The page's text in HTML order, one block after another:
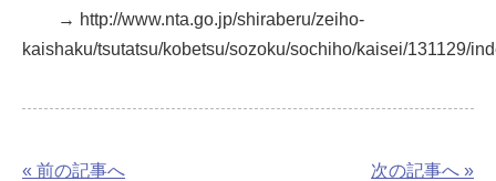
→ http://www.nta.go.jp/shiraberu/zeiho-
kaishaku/tsutatsu/kobetsu/sozoku/sochiho/kaisei/131129/
« 前の記事へ 次の記事へ »